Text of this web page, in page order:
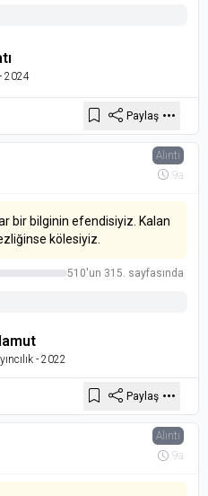
- 2024
Paylaş
Alıntı
9a
bir bilginin efendisiyiz. Kalan
kölesiyiz.
510'un 315. sayfasında
- 2022
Paylaş
Alıntı
9a